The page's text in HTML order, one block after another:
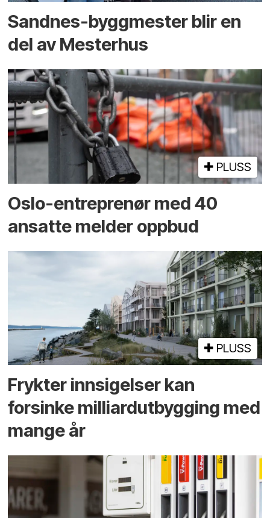
Sandnes-byggmester blir en
del av Mesterhus
PLUSS
Oslo-entreprenør med 40
ansatte melder oppbud
PLUSS
Frykter innsigelser kan
forsinke milliard­utbygging med
mange år